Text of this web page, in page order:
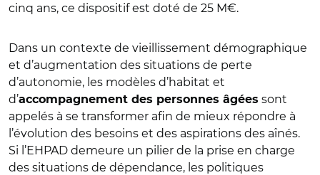
cinq ans, ce dispositif est doté de 25 M€.
Dans un contexte de vieillissement démographique
et d’augmentation des situations de perte
d’autonomie, les modèles d’habitat et
d’accompagnement des personnes âgées sont
appelés à se transformer afin de mieux répondre à
l’évolution des besoins et des aspirations des aînés.
Si l’EHPAD demeure un pilier de la prise en charge
des situations de dépendance, les politiques